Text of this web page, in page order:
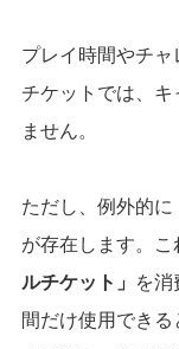
プレイ時間やチ
チケットでは、キ
ません。
ただし、例外的に
が存在します。
ルチケット」
を消
間だけ使用でき